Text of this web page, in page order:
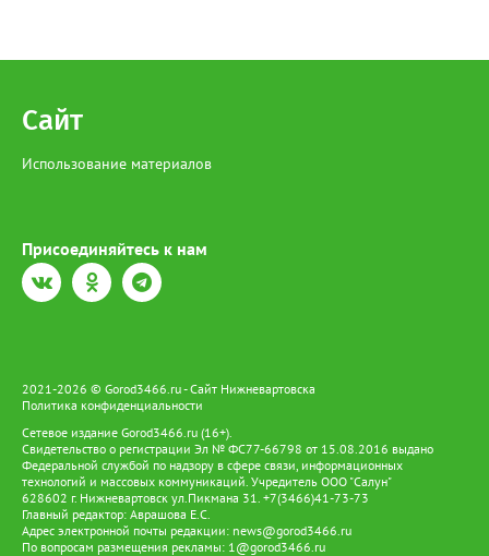
Сайт
Использование материалов
Присоединяйтесь к нам
2021-2026 © Gorod3466.ru - Сайт Нижневартовска
Политика конфиденциальности
Сетевое издание Gorod3466.ru (16+).
Свидетельство о регистрации Эл № ФС77-66798 от 15.08.2016 выдано
Федеральной службой по надзору в сфере связи, информационных
технологий и массовых коммуникаций. Учредитель ООО "Салун"
628602 г. Нижневартовск ул.Пикмана 31. +7(3466)41-73-73
Главный редактор: Аврашова Е.С.
Адрес электронной почты редакции: news@gorod3466.ru
По вопросам размещения рекламы: 1@gorod3466.ru